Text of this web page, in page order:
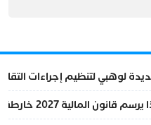
جديدة لوهبي لتنظيم إجراءات
2027 خارطة المغرب المقبل